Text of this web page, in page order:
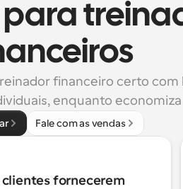
financeiro certo com
enquanto
Fale com as vendas
clientes fornecerem